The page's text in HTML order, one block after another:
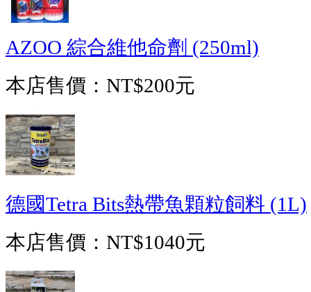
AZOO 綜合維他命劑 (250ml)
本店售價： NT$200元
德國Tetra Bits熱帶魚顆粒飼料 (1L)
本店售價： NT$1040元